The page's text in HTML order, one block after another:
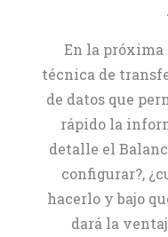
En la próxima
técnica de
de datos que
rápido la
detalle el
configurar?,
hacerlo y bajo
dará la